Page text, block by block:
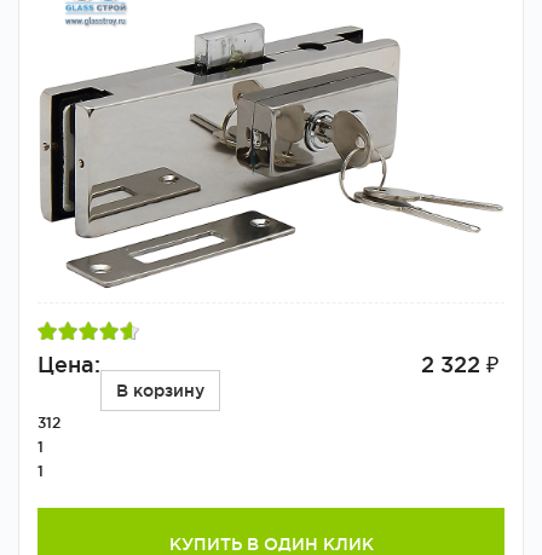
Цена: 2 322 ₽
В корзину
312
1
1
КУПИТЬ В ОДИН КЛИК